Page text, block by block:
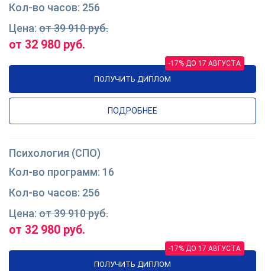
256
от 39 910 руб.
от 32 980 руб.
ПОЛУЧИТЬ ДИПЛОМ
-17% ДО 17 АВГУСТА
ПОДРОБНЕЕ
Психология (СПО)
16
256
от 39 910 руб.
от 32 980 руб.
ПОЛУЧИТЬ ДИПЛОМ
-17% ДО 17 АВГУСТА